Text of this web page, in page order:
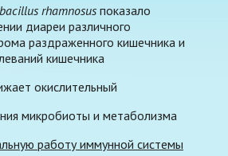
rhamnosus показало
диареи различного
раздраженного кишечника и
кишечника
окислительный
микробиоты и метаболизма
работу иммунной системы